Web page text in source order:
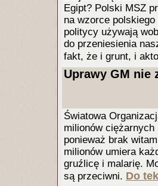
Egipt? Polski MSZ
na wzorce
politycy używają
do przeniesienia
fakt, że i grunt, i
Uprawy GM nie
Światowa
milionów
ponieważ brak
milionów umiera
gruźlicę i malarię.
są przeciwni. Do